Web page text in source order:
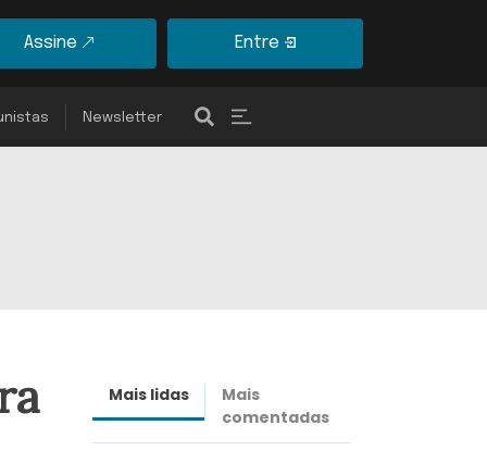
Assine Entre
Newsletter
Mais lidas
Mais
comentadas